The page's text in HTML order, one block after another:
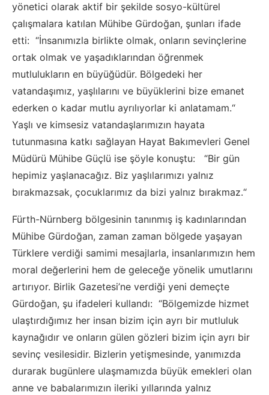
yönetici olarak aktif bir şekilde sosyo-kültürel
çalışmalara katılan Mühibe Gürdoğan, şunları ifade
etti: “İnsanımızla birlikte olmak, onların sevinçlerine
ortak olmak ve yaşadıklarından öğrenmek
mutlulukların en büyüğüdür. Bölgedeki her
vatandaşımız, yaşlılarını ve büyüklerini bize emanet
ederken o kadar mutlu ayrılıyorlar ki anlatamam.“
Yaşlı ve kimsesiz vatandaşlarımızın hayata
tutunmasına katkı sağlayan Hayat Bakımevleri Genel
Müdürü Mühibe Güçlü ise şöyle konuştu: “Bir gün
hepimiz yaşlanacağız. Biz yaşlılarımızı yalnız
bırakmazsak, çocuklarımız da bizi yalnız bırakmaz.“
Fürth-Nürnberg bölgesinin tanınmış iş kadınlarından
Mühibe Gürdoğan, zaman zaman bölgede yaşayan
Türklere verdiği samimi mesajlarla, insanlarımızın hem
moral değerlerini hem de geleceğe yönelik umutlarını
artırıyor. Birlik Gazetesi’ne verdiği yeni demeçte
Gürdoğan, şu ifadeleri kullandı: “Bölgemizde hizmet
ulaştırdığımız her insan bizim için ayrı bir mutluluk
kaynağıdır ve onların gülen gözleri bizim için ayrı bir
sevinç vesilesidir. Bizlerin yetişmesinde, yanımızda
durarak bugünlere ulaşmamızda büyük emekleri olan
anne ve babalarımızın ileriki yıllarında yalnız